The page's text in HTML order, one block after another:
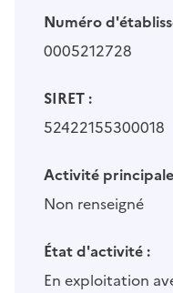
Numéro
0005212728
SIRET :
52422155300018
Activité
Non renseigné
État d'activité :
En exploitation